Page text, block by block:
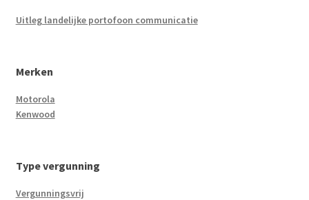
Uitleg landelijke portofoon communicatie
Merken
Motorola
Kenwood
Type vergunning
Vergunningsvrij